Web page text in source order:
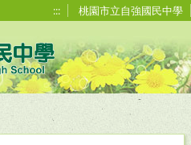
::: 桃園市立自強國民中學